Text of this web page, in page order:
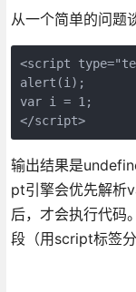
从一个简单的问题
<script
alert(i);
var i = 1;
</script>
输出结果是
pt引擎会优先解析
后，才会执行代码
段（用script标签